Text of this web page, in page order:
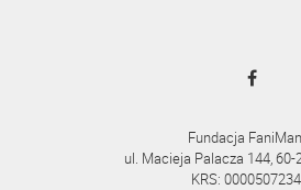
Fundacja
ul. Macieja Palacza 144, 60-
KRS: 0000507234